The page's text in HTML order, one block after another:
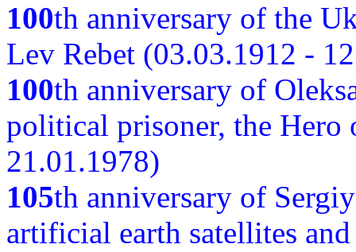
100th anniversary of the
Lev Rebet (03.03.1912 -
100th anniversary of
political prisoner, the
21.01.1978)
105th anniversary of
artificial earth satellites